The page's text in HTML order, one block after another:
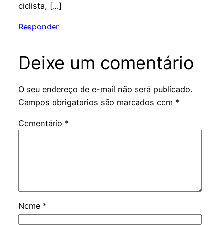
ciclista, […]
Responder
Deixe um comentário
O seu endereço de e-mail não será publicado.
Campos obrigatórios são marcados com *
Comentário *
Nome *